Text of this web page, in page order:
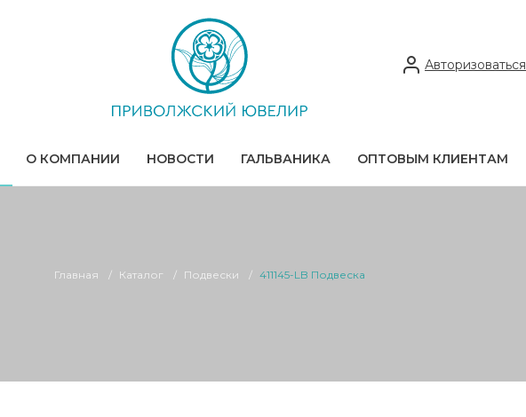
Авторизоваться
О КОМПАНИИ НОВОСТИ ГАЛЬВАНИКА ОПТОВЫМ КЛИЕНТАМ
Главная Каталог Подвески 411145-LB Подвеска